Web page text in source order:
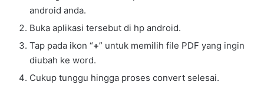
android anda.
Buka aplikasi tersebut di hp android.
Tap pada ikon “+” untuk memilih file PDF yang ingin
diubah ke word.
Cukup tunggu hingga proses convert selesai.